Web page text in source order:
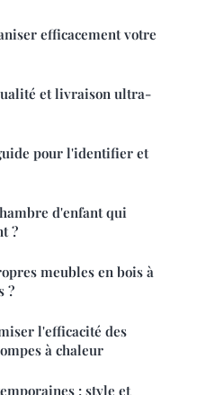
efficacement votre
et livraison ultra-
pour l'identifier et
d'enfant qui
?
meubles en bois à
?
l'efficacité des
à chaleur
: style et